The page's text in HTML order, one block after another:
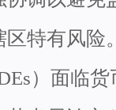
区特有风险
）面临